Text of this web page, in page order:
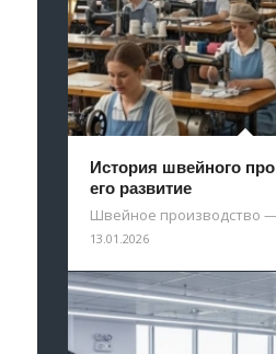
История швейного
его развитие
Швейное производство
13.01.2026